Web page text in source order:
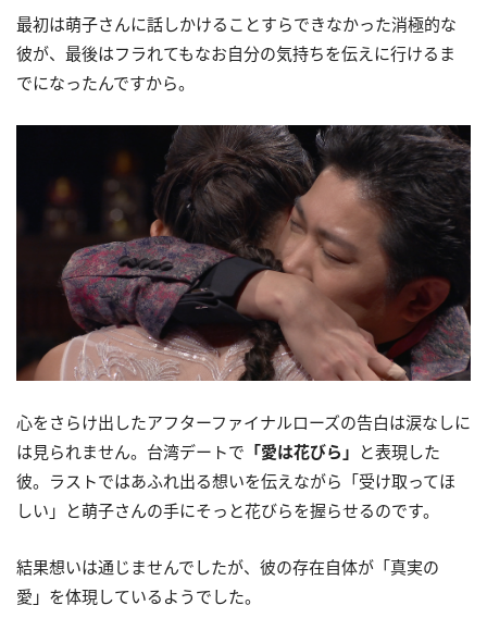
最初は萌子さんに話しかけることすらできなかった消極的な
彼が、最後はフラれてもなお自分の気持ちを伝えに行けるま
でになったんですから。
心をさらけ出したアフターファイナルローズの告白は涙なしに
は見られません。台湾デートで 「愛は花びら」 と表現した
彼。ラストではあふれ出る想いを伝えながら「受け取ってほ
しい」と萌子さんの手にそっと花びらを握らせるのです。
結果想いは通じませんでしたが、彼の存在自体が「真実の
愛」を体現しているようでした。